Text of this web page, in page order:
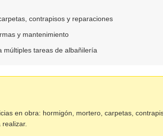
contrapisos y reparaciones
y mantenimiento
múltiples tareas de albañilería
en obra: hormigón, mortero, carpetas,